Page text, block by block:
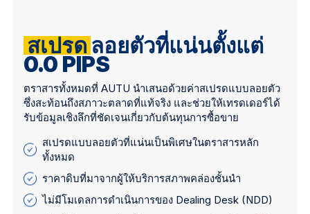
สเปรด ลอยตัวที่แน่นตั้งแต่
0.0 PIPS
ตราสารทั้งหมดที่ AUTU นำเสนอด้วยค่าสเปรดแบบลอยตัว
ซึ่งสะท้อนถึงสภาวะตลาดที่แท้จริง และช่วยให้เทรดเดอร์ได้
รับข้อมูลเชิงลึกที่ชัดเจนเกี่ยวกับต้นทุนการซื้อขาย
สเปรดแบบลอยตัวที่แน่นเป็นพิเศษในตราสารหลัก
ทั้งหมด
ราคาดิบที่มาจากผู้ให้บริการสภาพคล่องชั้นนำ
ไม่มีโมเดลการดำเนินการของ Dealing Desk (NDD)